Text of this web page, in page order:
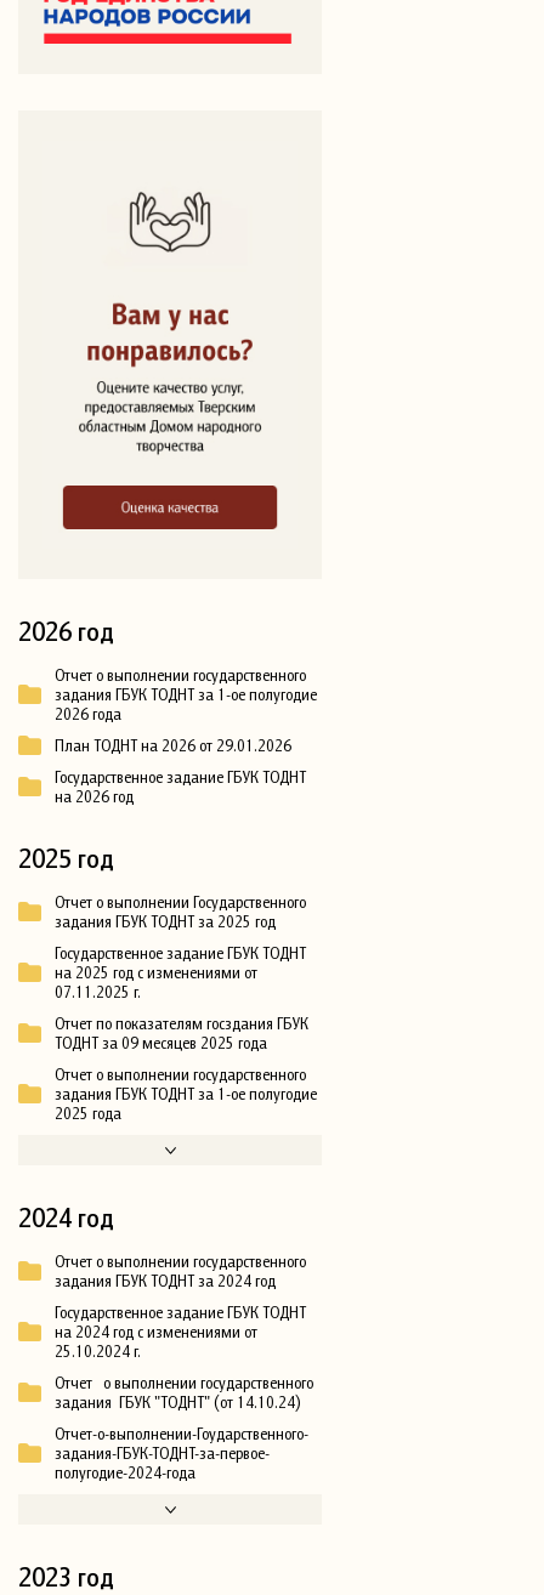
2026 год
Отчет о выполнении государственного
задания ГБУК ТОДНТ за 1-ое полугодие
2026 года
План ТОДНТ на 2026 от 29.01.2026
Государственное задание ГБУК ТОДНТ
на 2026 год
2025 год
Отчет о выполнении Государственного
задания ГБУК ТОДНТ за 2025 год
Государственное задание ГБУК ТОДНТ
на 2025 год с изменениями от
07.11.2025 г.
Отчет по показателям госздания ГБУК
ТОДНТ за 09 месяцев 2025 года
Отчет о выполнении государственного
задания ГБУК ТОДНТ за 1-ое полугодие
2025 года
2024 год
Отчет о выполнении государственного
задания ГБУК ТОДНТ за 2024 год
Государственное задание ГБУК ТОДНТ
на 2024 год с изменениями от
25.10.2024 г.
Отчет о выполнении государственного
задания ГБУК "ТОДНТ" (от 14.10.24)
Отчет-о-выполнении-Гоударственного-
задания-ГБУК-ТОДНТ-за-первое-
полугодие-2024-года
2023 год